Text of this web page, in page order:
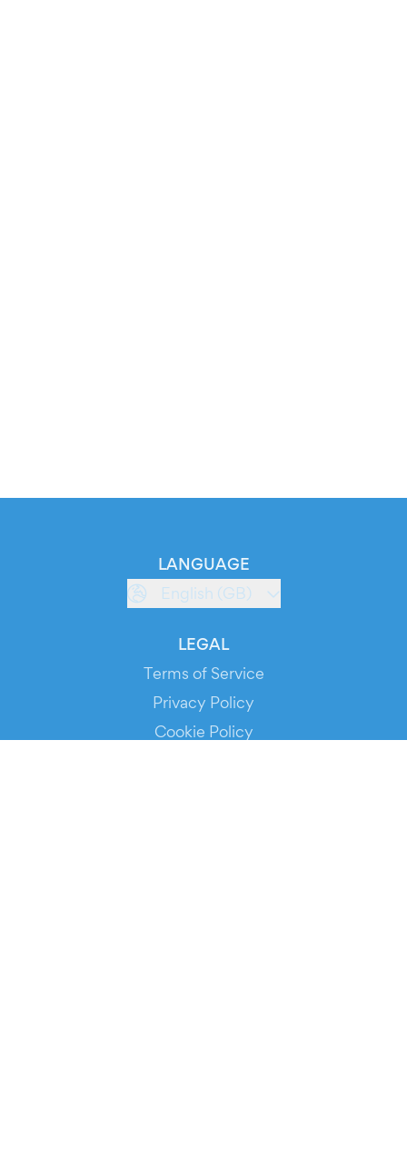
LANGUAGE
English (GB)
LEGAL
Terms of Service
Privacy Policy
Cookie Policy